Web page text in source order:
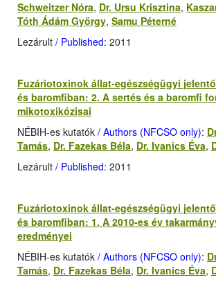
Schweitzer Nóra, Dr. Ursu Krisztina,
Tóth Ádám György, Samu Péterné
Lezárult / Published: 2011
Fuzáriotoxinok állat-egészségügyi
és baromfiban: 2. A sertés és a baromfi
mikotoxikózisai
NÉBIH-es kutatók / Authors (NFCSO only):
Tamás, Dr. Fazekas Béla, Dr. Ivanics Éva,
Lezárult / Published: 2011
Fuzáriotoxinok állat-egészségügyi
és baromfiban: 1. A 2010-es év
eredményei
NÉBIH-es kutatók / Authors (NFCSO only):
Tamás, Dr. Fazekas Béla, Dr. Ivanics Éva,